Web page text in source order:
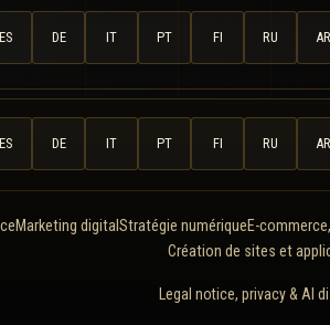
ES DE IT PT FI RU AR
ES DE IT PT FI RU AR
Marketing digitalStratégie numériqueE-
Création de sites et
Legal notice, privacy & AI